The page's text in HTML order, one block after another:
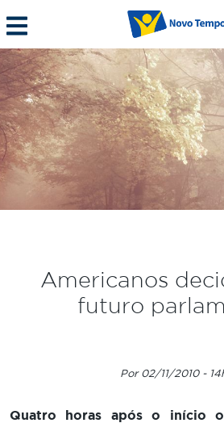
Americanos
futuro
Por 02/11/2010 -
Quatro horas após o início